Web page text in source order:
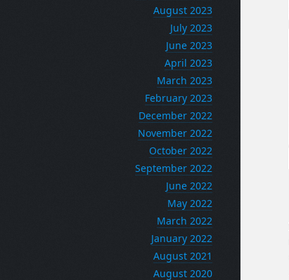
August 2023
July 2023
June 2023
April 2023
March 2023
February 2023
December 2022
November 2022
October 2022
September 2022
June 2022
May 2022
March 2022
January 2022
August 2021
August 2020